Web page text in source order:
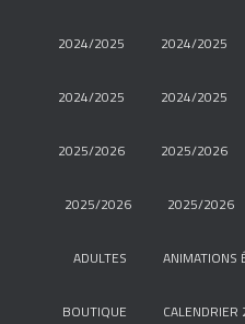
2024/2025 2024/2025
2024/2025 2024/2025
2025/2026 2025/2026
2025/2026 2025/2026
ADULTES ANIMATIONS
BOUTIQUE